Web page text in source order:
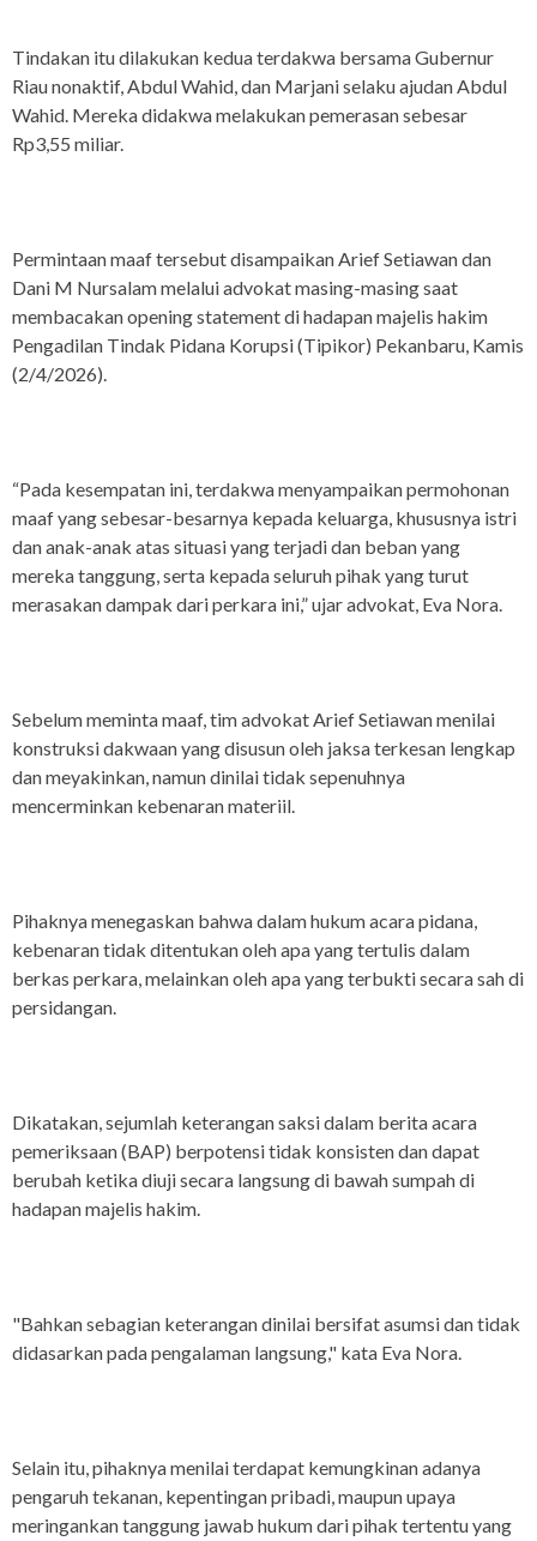
Tindakan itu dilakukan kedua terdakwa bersama Gubernur
Riau nonaktif, Abdul Wahid, dan Marjani selaku ajudan Abdul
Wahid. Mereka didakwa melakukan pemerasan sebesar
Rp3,55 miliar.
Permintaan maaf tersebut disampaikan Arief Setiawan dan
Dani M Nursalam melalui advokat masing-masing saat
membacakan opening statement di hadapan majelis hakim
Pengadilan Tindak Pidana Korupsi (Tipikor) Pekanbaru, Kamis
(2/4/2026).
“Pada kesempatan ini, terdakwa menyampaikan permohonan
maaf yang sebesar-besarnya kepada keluarga, khususnya istri
dan anak-anak atas situasi yang terjadi dan beban yang
mereka tanggung, serta kepada seluruh pihak yang turut
merasakan dampak dari perkara ini,” ujar advokat, Eva Nora.
Sebelum meminta maaf, tim advokat Arief Setiawan menilai
konstruksi dakwaan yang disusun oleh jaksa terkesan lengkap
dan meyakinkan, namun dinilai tidak sepenuhnya
mencerminkan kebenaran materiil.
Pihaknya menegaskan bahwa dalam hukum acara pidana,
kebenaran tidak ditentukan oleh apa yang tertulis dalam
berkas perkara, melainkan oleh apa yang terbukti secara sah di
persidangan.
Dikatakan, sejumlah keterangan saksi dalam berita acara
pemeriksaan (BAP) berpotensi tidak konsisten dan dapat
berubah ketika diuji secara langsung di bawah sumpah di
hadapan majelis hakim.
"Bahkan sebagian keterangan dinilai bersifat asumsi dan tidak
didasarkan pada pengalaman langsung," kata Eva Nora.
Selain itu, pihaknya menilai terdapat kemungkinan adanya
pengaruh tekanan, kepentingan pribadi, maupun upaya
meringankan tanggung jawab hukum dari pihak tertentu yang